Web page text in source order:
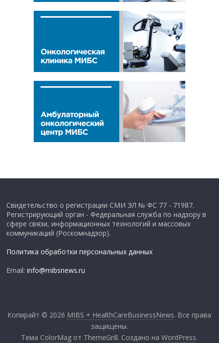
Свидетельство о регистрации СМИ ЭЛ № ФС 77 - 71987.
Регистрирующий орган - Федеральная служба по надзору в
сфере связи, информационных технологий и массовых
коммуникаций (Роскомнадзор).
Политика обработки персональных данных
Email:info@mibsnews.ru
Копирайт © 2026 MIBS + HealthCareBusinessNews. Все права
защищены.
Тема ColorMag от ThemeGrill. Создано наWordPress.